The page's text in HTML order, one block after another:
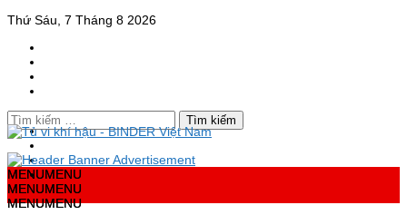
Thứ Sáu, 7 Tháng 8 2026
Tìm
kiếm
cho:
BINDER VIỆT NAM
Đại lý chính thức Binder tại Việt Nam – Tủ vi khí hậu, Tủ sấy, Tủ ấm
vi sinh, Tủ ấm CO2, Tủ lạnh đông sâu.
MENUMENU
MENUMENU
MENUMENU
MENUMENU
MENUMENU
MENUMENU